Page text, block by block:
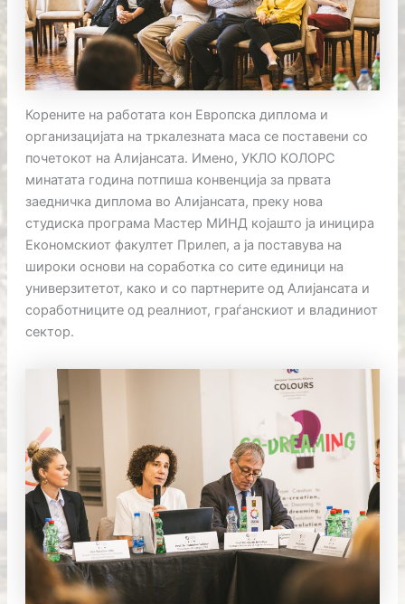
Корените на работата кон Европска диплома и
организацијата на тркалезната маса се поставени со
почетокот на Алијансата. Имено, УКЛО КОЛОРС
минатата година потпиша конвенција за првата
заедничка диплома во Алијансата, преку нова
студиска програма Мастер МИНД којашто ја иницира
Економскиот факултет Прилеп, а ја поставува на
широки основи на соработка со сите единици на
универзитетот, како и со партнерите од Алијансата и
соработниците од реалниот, граѓанскиот и владиниот
сектор.